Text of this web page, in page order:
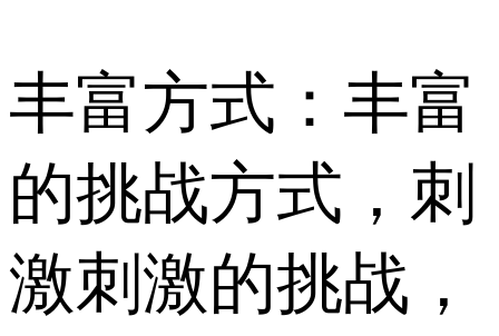
丰富方式：丰富
的挑战方式，刺
激刺激的挑战，